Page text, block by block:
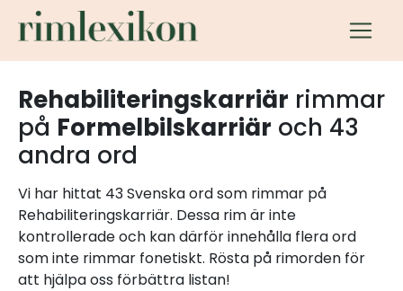
Rehabiliteringskarriär rimmar
på Formelbilskarriär och 43
andra ord
Vi har hittat 43 Svenska ord som rimmar på
Rehabiliteringskarriär. Dessa rim är inte
kontrollerade och kan därför innehålla flera ord
som inte rimmar fonetiskt. Rösta på rimorden för
att hjälpa oss förbättra listan!